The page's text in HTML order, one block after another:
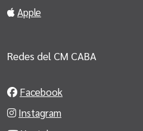
Apple
Redes del CM CABA
Facebook
Instagram